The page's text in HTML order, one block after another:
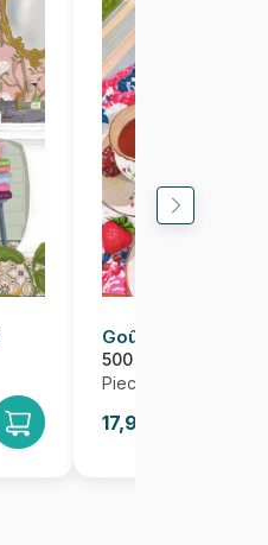
Goûter
500 pièces
Pieces & Peace
17,99€